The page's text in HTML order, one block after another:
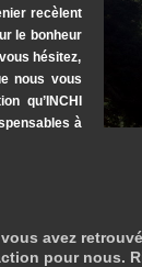
recèlent
le bonheur
hésitez,
nous vous
qu’INCHI
à
avez
pour nous.